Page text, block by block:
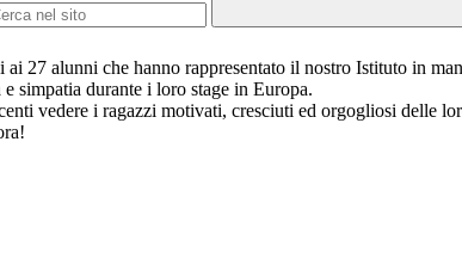
27 alunni che hanno rappresentato il nostro Istituto in
simpatia durante i loro stage in Europa.
vedere i ragazzi motivati, cresciuti ed orgogliosi delle